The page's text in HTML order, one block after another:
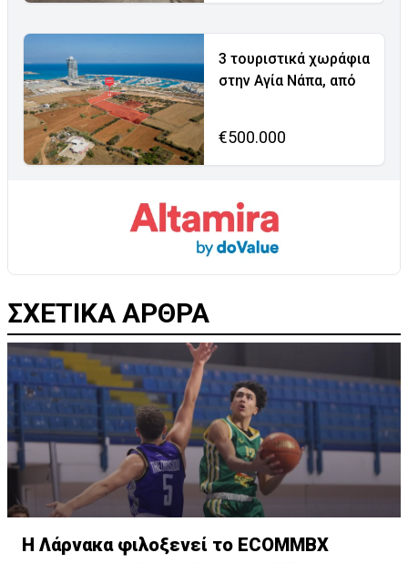
3 τουριστικά χωράφια
στην Αγία Νάπα, από
€500.000
ΣΧΕΤΙΚΑ ΑΡΘΡΑ
Η Λάρνακα φιλοξενεί το ECOMMBX